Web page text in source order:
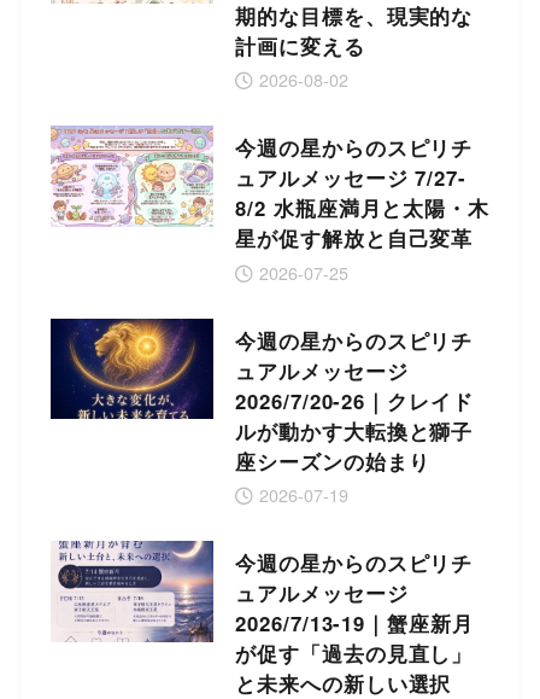
期的な目標を、現実的な
計画に変える
2026-08-02
今週の星からのスピリチ
ュアルメッセージ 7/27-
8/2 水瓶座満月と太陽・木
星が促す解放と自己変革
2026-07-25
今週の星からのスピリチ
ュアルメッセージ
2026/7/20-26｜クレイド
ルが動かす大転換と獅子
座シーズンの始まり
2026-07-19
今週の星からのスピリチ
ュアルメッセージ
2026/7/13-19｜蟹座新月
が促す「過去の見直し」
と未来への新しい選択